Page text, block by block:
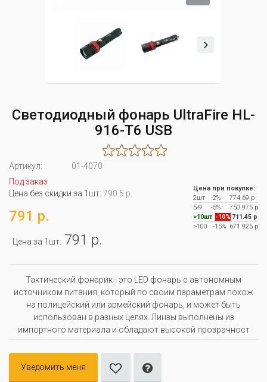
Светодиодный фонарь UltraFire HL-
916-T6 USB
Артикул:
01-4070
Под заказ
Цена без скидки за 1шт: 790.5 р.
791 р.
Цена за 1шт: 791 р.
Цена при покупке:
2шт
-2%
774.69 р
5-9
-5%
750.975 р
>10шт -10% 711.45 р
>100
-15% 671.925 р
Тактический фонарик - это LED фонарь с автономным
источником питания, который по своим параметрам похож
на полицейский или армейский фонарь, и может быть
использован в разных целях. Линзы выполнены из
импортного материала и обладают высокой прозрачност
Уведомить меня